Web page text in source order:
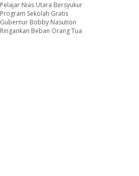
Pelajar Nias Utara Bersyukur
Program Sekolah Gratis
Gubernur Bobby Nasution
Ringankan Beban Orang Tua